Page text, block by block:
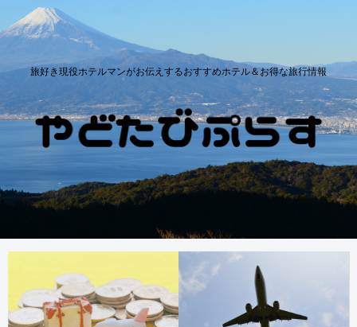
旅好き現役ホテルマンがお伝えするおすすめホテル＆お得な旅行情報